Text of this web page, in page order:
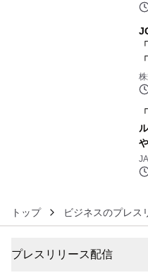
トップ ビジネスのプレス
プレスリリース配信